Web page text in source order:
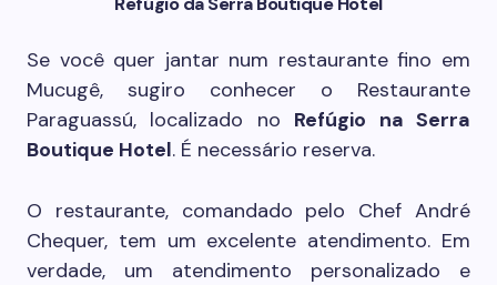
Se você quer jantar num restaurante fino em
Mucugê, sugiro conhecer o Restaurante
Paraguassú, localizado no Refúgio na Serra
Boutique Hotel. É necessário reserva.
O restaurante, comandado pelo Chef André
Chequer, tem um excelente atendimento. Em
verdade, um atendimento personalizado e